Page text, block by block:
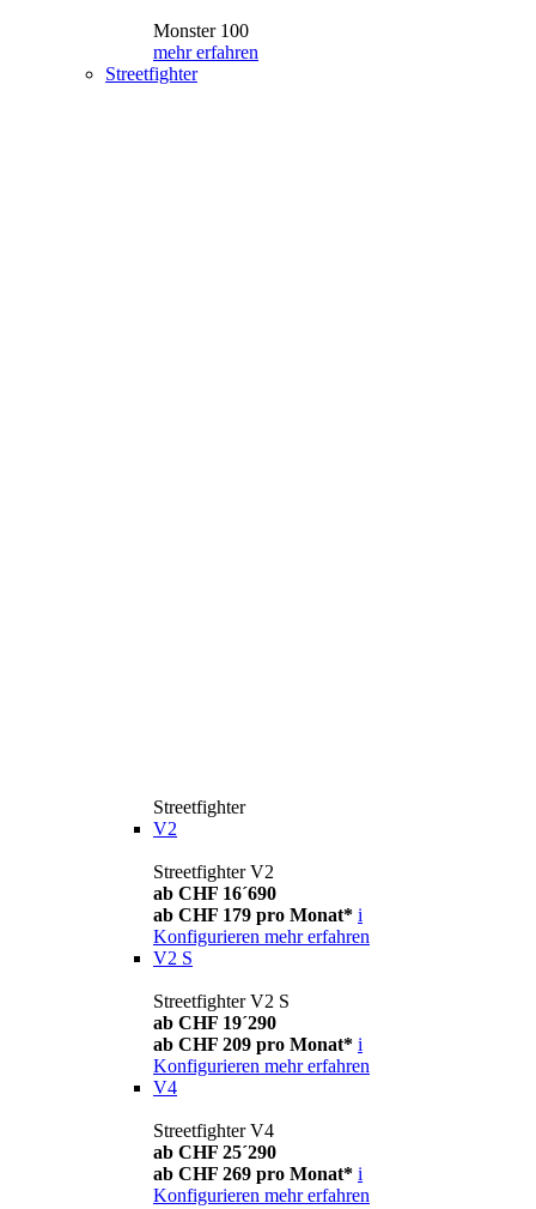
Monster 100
mehr erfahren
Streetfighter
Streetfighter
V2
Streetfighter V2
ab CHF 16´690
ab CHF 179 pro Monat* i
Konfigurieren mehr erfahren
V2 S
Streetfighter V2 S
ab CHF 19´290
ab CHF 209 pro Monat* i
Konfigurieren mehr erfahren
V4
Streetfighter V4
ab CHF 25´290
ab CHF 269 pro Monat* i
Konfigurieren mehr erfahren